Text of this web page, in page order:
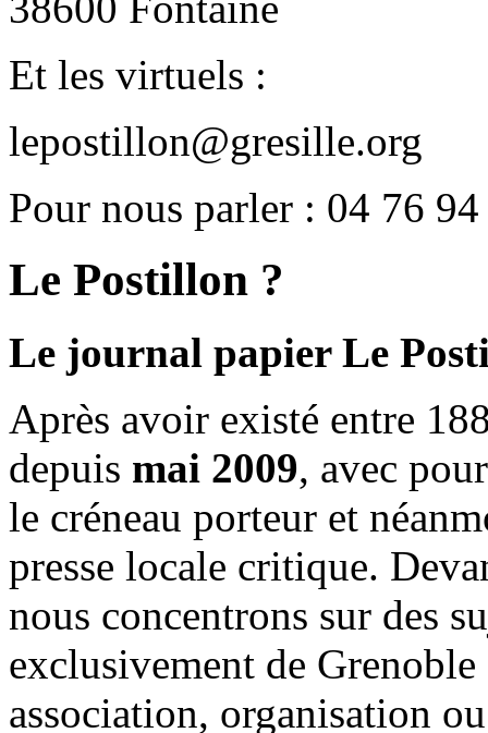
Et les virtuels :
lepostillon@gresille.org
Pour nous parler : 04 76
Le Postillon ?
Le journal papier Le
Après avoir existé entre
depuis mai 2009, avec
le créneau porteur et
presse locale critique.
nous concentrons sur des
exclusivement de
association, organisation